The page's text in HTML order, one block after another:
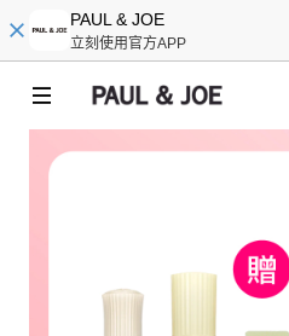
PAUL & JOE
立刻使用官方APP